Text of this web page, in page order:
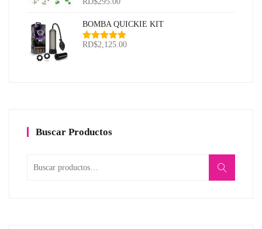
Valorado
5
BOMBA QUICKIE KIT
Valorado
RD$2,125.00
Buscar Productos